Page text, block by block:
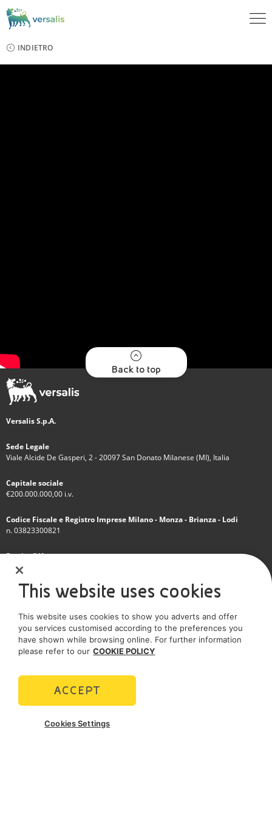
INDIETRO
Versalis' complementary
Back to top
Versalis S.p.A.
Sede Legale
Viale Alcide De Gasperi, 2 - 20097 San Donato Milanese (MI), Italia
Capitale sociale
€200.000.000,00 i.v.
Codice Fiscale e Registro Imprese Milano - Monza - Brianza - Lodi
n. 03823300821
Partita IVA
IT 01768800748 - R.E.A. Milano n.1351279
Società soggetta all'attività di direzione e coordinamento dell'Eni S.p.A.
Società con unico socio
SOCIAL MEDIA
POLICIES
Termini e Condizioni
This website uses cookies
This website uses cookies to show you adverts and offer
you services customised according to the preferences you
have shown while browsing online. For further information
please refer to our COOKIE POLICY
Cookies Settings
ACCEPT